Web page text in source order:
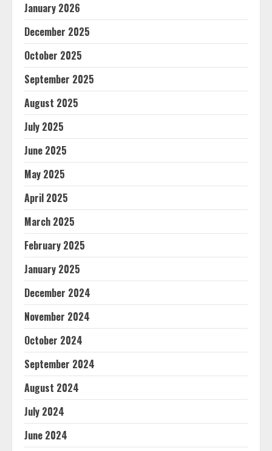
January 2026
December 2025
October 2025
September 2025
August 2025
July 2025
June 2025
May 2025
April 2025
March 2025
February 2025
January 2025
December 2024
November 2024
October 2024
September 2024
August 2024
July 2024
June 2024